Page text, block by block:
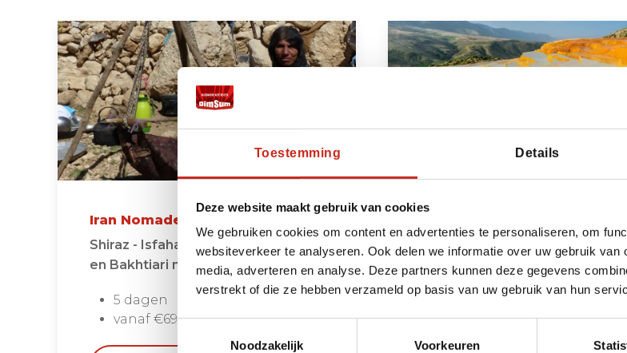
Toestemming Details
Deze website maakt gebruik van cookies
We gebruiken cookies om content en advertenties te personaliseren, om
websiteverkeer te analyseren. Ook delen we informatie over uw gebruik
media, adverteren en analyse. Deze partners kunnen deze gegevens
verstrekt of die ze hebben verzameld op basis van uw gebruik van hun
Noodzakelijk
Voorkeuren
Iran Nomaden Reis
Shiraz - Isfahan langs de Ghasga'i
en Bakhtiari nomaden
5 dagen
vanaf €690 per persoon
Teheran - Gorgan - Badab-e
Golestan NP - Mashad
vanaf €825 per persoon